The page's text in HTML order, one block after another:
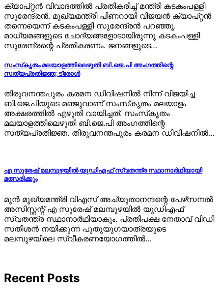
ക്യാപ്റ്റൻ വിവാദത്തിൽ പ്രതികരിച്ച് മന്ത്രി കടകംപള്ളി
സുരേന്ദ്രൻ. മുഖ്യമന്ത്രി പിണറായി വിജയൻ ക്യാപ്റ്റൻ
തന്നെയെന്ന് കടകംപള്ളി സുരേന്ദ്രൻ പറഞ്ഞു.
മാധ്യമങ്ങളുടെ ചോദ്യങ്ങളോടായിരുന്നു കടകംപള്ളി
സുരേന്ദ്രന്റെ പ്രതികരണം. ജനങ്ങളുടെ…
സംസ്‌കൃതം മലയാളത്തിലെഴുതി ബി.ജെ.പി അംഗത്തിന്റെ
സത്യപ്രതിജ്ഞ; ട്രോള്‍
തിരുവനന്തപുരം കരമന ഡിവിഷനില്‍ നിന്ന് വിജയിച്ച
ബി.ജെ.പിയുടെ മഞ്ജുവാണ് സംസ്‌കൃതം മലയാളം
അക്ഷരത്തില്‍ എഴുതി വായിച്ചത്. സംസ്‌കൃതം
മലയാളത്തിലെഴുതി ബി.ജെ.പി അംഗത്തിന്റെ
സത്യപ്രതിജ്ഞ. തിരുവനന്തപുരം കരമന ഡിവിഷനില്‍…
എ സുരേഷ് മലമ്പുഴയില്‍ യുഡിഎഫ് സ്വതന്ത്ര സ്ഥാനാർഥിയായി
മത്സരിക്കും
മുന്‍ മുഖ്യമന്ത്രി വിഎസ് അച്യുതാനന്ദന്റെ പേഴ്‌സനല്‍
അസിസ്റ്റന്റ് എ സുരേഷ് മലമ്പുഴയില്‍ യുഡിഎഫ്
സ്വതന്ത്ര സ്ഥാനാര്‍ഥിയാകും. പ്രതിപക്ഷ നേതാവ് വിഡി
സതീശന്‍ നയിക്കുന്ന പുതുയുഗയാത്രയുടെ
മലമ്പുഴയിലെ സ്വീകരണയോഗത്തില്‍…
Recent Posts